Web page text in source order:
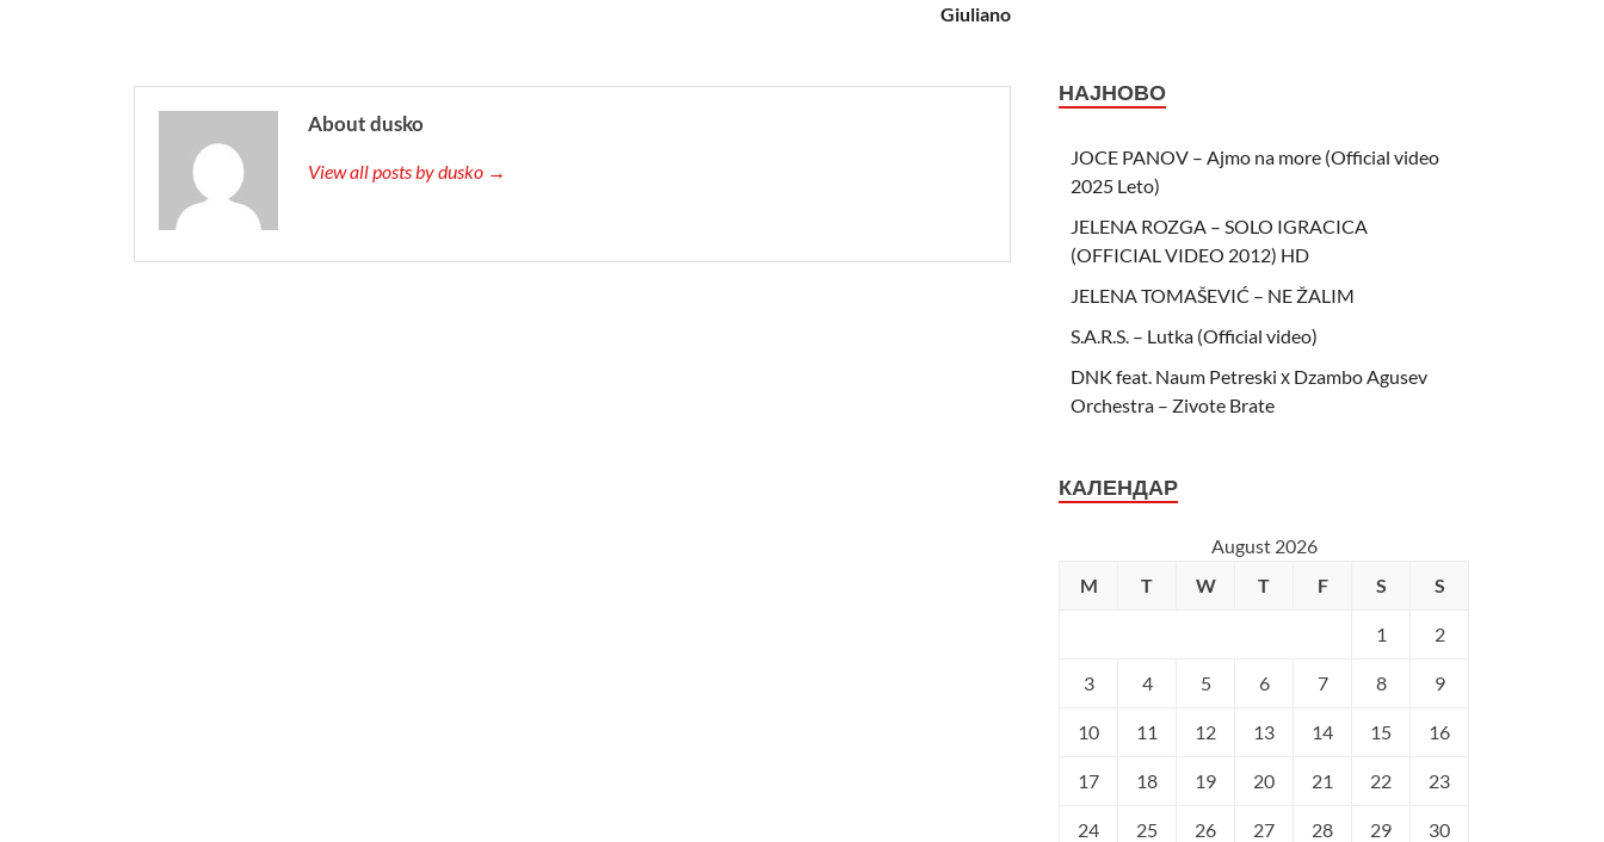
Giuliano
About dusko
View all posts by dusko →
НАЈНОВО
JOCE PANOV – Ajmo na more (Official video
2025 Leto)
JELENA ROZGA – SOLO IGRACICA
(OFFICIAL VIDEO 2012) HD
JELENA TOMAŠEVIĆ – NE ŽALIM
S.A.R.S. – Lutka (Official video)
DNK feat. Naum Petreski х Dzambo Agusev
Orchestra – Zivote Brate
КАЛЕНДАР
August 2026
M
T W T F S S
1 2
3 4 5 6 7 8 9
10 11 12 13 14 15 16
17 18 19 20 21 22 23
24 25 26 27 28 29 30